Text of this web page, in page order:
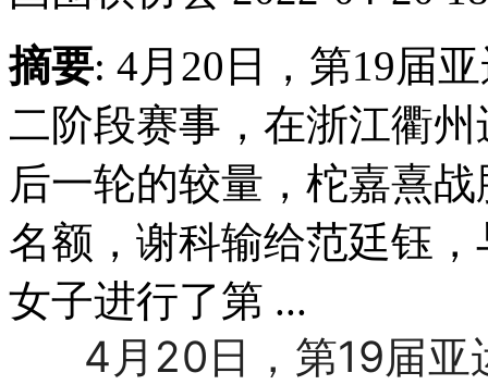
摘要: 4月20日，第19届
二阶段赛事，在浙江衢
后一轮的较量，柁嘉熹
名额，谢科输给范廷钰
女子进行了第 ...
4月20日，第19届亚